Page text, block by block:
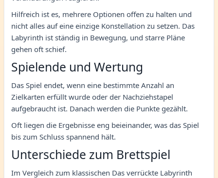
Hilfreich ist es, mehrere Optionen offen zu halten und
nicht alles auf eine einzige Konstellation zu setzen. Das
Labyrinth ist ständig in Bewegung, und starre Pläne
gehen oft schief.
Spielende und Wertung
Das Spiel endet, wenn eine bestimmte Anzahl an
Zielkarten erfüllt wurde oder der Nachziehstapel
aufgebraucht ist. Danach werden die Punkte gezählt.
Oft liegen die Ergebnisse eng beieinander, was das Spiel
bis zum Schluss spannend hält.
Unterschiede zum Brettspiel
Im Vergleich zum klassischen Das verrückte Labyrinth